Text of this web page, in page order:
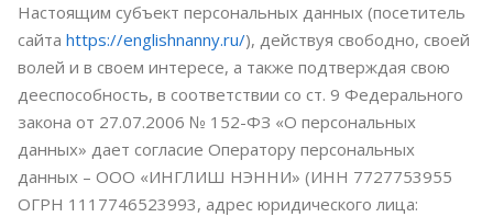
Настоящим субъект персональных данных (посетитель
сайта https://englishnanny.ru/), действуя свободно, своей
волей и в своем интересе, а также подтверждая свою
дееспособность, в соответствии со ст. 9 Федерального
закона от 27.07.2006 № 152-ФЗ «О персональных
данных» дает согласие Оператору персональных
данных – ООО «ИНГЛИШ НЭННИ» (ИНН 7727753955
ОГРН 1117746523993, адрес юридического лица: